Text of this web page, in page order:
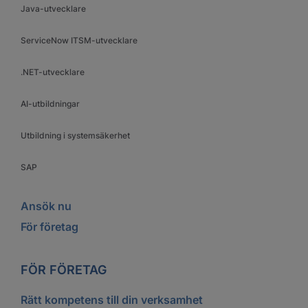
Java-utvecklare
ServiceNow ITSM-utvecklare
.NET-utvecklare
AI-utbildningar
Utbildning i systemsäkerhet
SAP
Ansök nu
För företag
FÖR FÖRETAG
Rätt kompetens till din verksamhet